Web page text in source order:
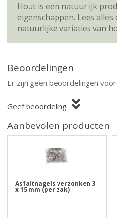
Hout is een natuurlijk
eigenschappen. Lees
natuurlijke variaties van
Beoordelingen
Er zijn geen beoordelingen
Geef beoordeling
Aanbevolen producten
Asfaltnagels verzonken 3
x 15 mm (per zak)